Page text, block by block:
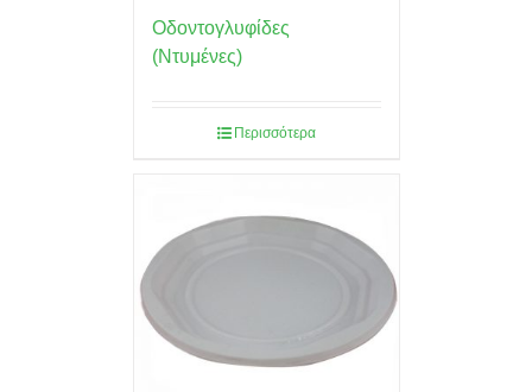
Οδοντογλυφίδες
(Ντυμένες)
Περισσότερα